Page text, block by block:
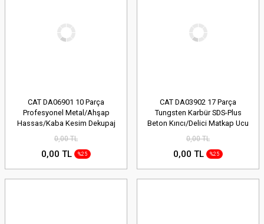
CAT DA06901 10 Parça
Profesyonel Metal/Ahşap
Hassas/Kaba Kesim Dekupaj
0,00 TL
0,00 TL %25
CAT DA03902 17 Parça
Tungsten Karbür SDS-Plus
Beton Kırıcı/Delici Matkap Ucu
0,00 TL
0,00 TL %25